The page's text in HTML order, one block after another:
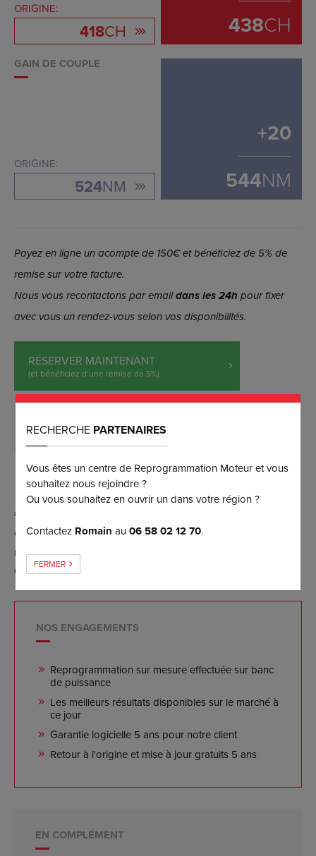
ORIGINE:
418CH
438CH
GAIN DE COUPLE
ORIGINE:
524NM
+20
544NM
Payez en ligne un acompte de 150€ et bénéficiez de 5% de
remise sur votre facture.
Nous vous recontactons par emaildans les 24h pour fixer
avec vous un rendez-vous selon vos disponibilités.
RÉSERVER MAINTENANT
(et bénéficiez d’une remise de 5%)
DEMANDER PLUS D’INFORMATIONS
Conversion possible FlexFuel E85 par reprogrammation
moteur (sans aucun boîtier), contactez-nous pour plus
d'informations.
NOS ENGAGEMENTS
Reprogrammation sur mesure effectuée sur banc
de puissance
Les meilleurs résultats disponibles sur le marché à
ce jour
Garantie logicielle 5 ans pour notre client
Retour à l'origine et mise à jour gratuits 5 ans
EN COMPLÉMENT
RECHERCHE PARTENAIRES
Vous êtes un centre de Reprogrammation Moteur et vous
souhaitez nous rejoindre ?
Ou vous souhaitez en ouvrir un dans votre région ?
Contactez Romain au06 58 02 12 70.
FERMER